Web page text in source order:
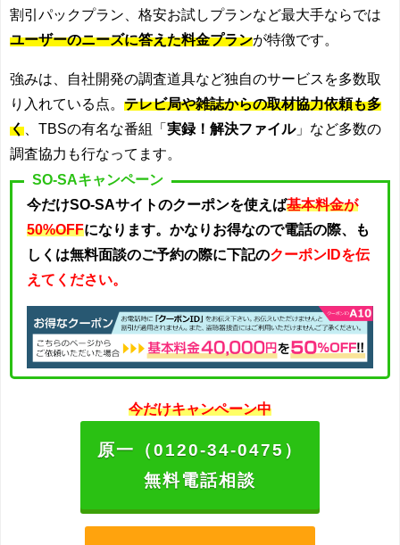
割引パックプラン、格安お試しプランなど最大手ならでは
ユーザーのニーズに答えた料金プランが特徴です。
強みは、自社開発の調査道具など独自のサービスを多数取
り入れている点。 テレビ局や雑誌からの取材協力依頼も多
く 、TBSの有名な番組「 実録！解決ファイル」など多数の
調査協力も行なってます。
SO-SAキャンペーン
今だけSO-SAサイトのクーポンを使えば基本料金が
50%OFFになります。かなりお得なので電話の際、も
しくは無料面談のご予約の際に下記のクーポンIDを伝
えてください。
今だけキャンペーン中
原一（0120-34-0475）
無料電話相談